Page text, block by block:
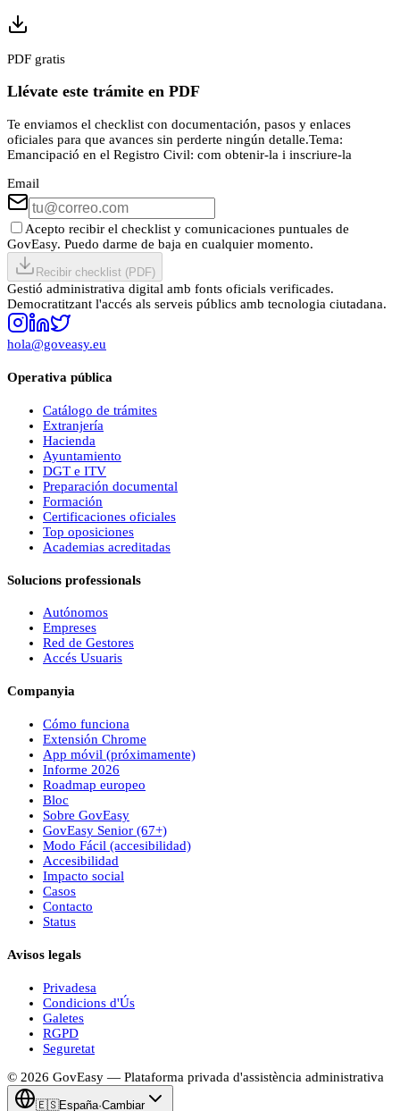
PDF gratis
Llévate este trámite en PDF
Te enviamos el checklist con documentación, pasos y enlaces
oficiales para que avances sin perderte ningún detalle.Tema:
Emancipació en el Registro Civil: com obtenir-la i inscriure-la
Email
Acepto recibir el checklist y comunicaciones puntuales de
GovEasy. Puedo darme de baja en cualquier momento.
Recibir checklist (PDF)
Gestió administrativa digital amb fonts oficials verificades.
Democratitzant l'accés als serveis públics amb tecnologia ciutadana.
hola@goveasy.eu
Operativa pública
Catálogo de trámites
Extranjería
Hacienda
Ayuntamiento
DGT e ITV
Preparación documental
Formación
Certificaciones oficiales
Top oposiciones
Academias acreditadas
Solucions professionals
Autónomos
Empreses
Red de Gestores
Accés Usuaris
Companyia
Cómo funciona
Extensión Chrome
App móvil (próximamente)
Informe 2026
Roadmap europeo
Bloc
Sobre GovEasy
GovEasy Senior (67+)
Modo Fácil (accesibilidad)
Accesibilidad
Impacto social
Casos
Contacto
Status
Avisos legals
Privadesa
Condicions d'Ús
Galetes
RGPD
Seguretat
© 2026 GovEasy — Plataforma privada d'assistència administrativa
🇪🇸España·Cambiar